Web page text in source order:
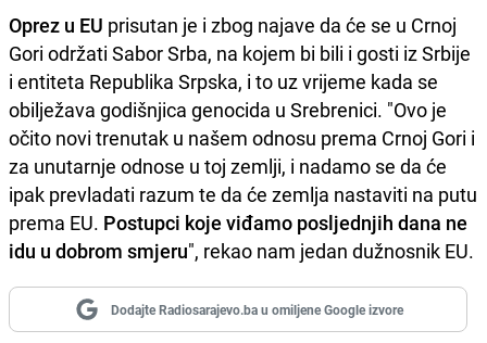
Oprez u EU prisutan je i zbog najave da će se u Crnoj
Gori održati Sabor Srba, na kojem bi bili i gosti iz Srbije
i entiteta Republika Srpska, i to uz vrijeme kada se
obilježava godišnjica genocida u Srebrenici. "Ovo je
očito novi trenutak u našem odnosu prema Crnoj Gori i
za unutarnje odnose u toj zemlji, i nadamo se da će
ipak prevladati razum te da će zemlja nastaviti na putu
prema EU. Postupci koje viđamo posljednjih dana ne
idu u dobrom smjeru", rekao nam jedan dužnosnik EU.
Dodajte Radiosarajevo.ba u omiljene Google izvore